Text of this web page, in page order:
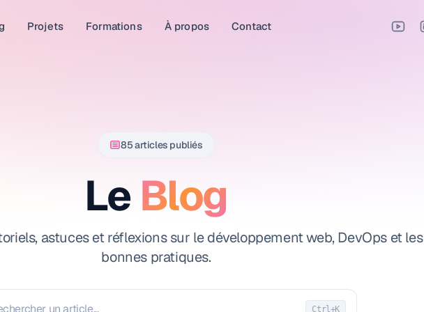
Projets Formations À propos Contact
85 articles publiés
Le Blog
astuces et réflexions sur le développement web, DevOps et les
bonnes pratiques.
Ctrl+K